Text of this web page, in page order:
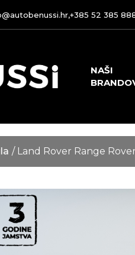
,+385 52 385
NAŠI
Land Rover Range